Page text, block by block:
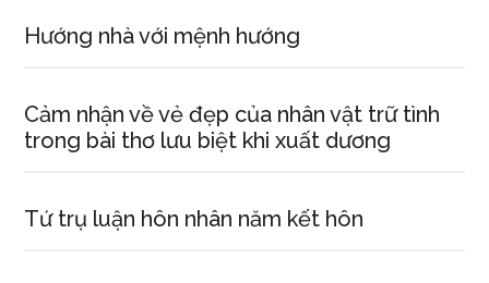
Hướng nhà với mệnh hướng
Cảm nhận về vẻ đẹp của nhân vật trữ tình
trong bài thơ lưu biệt khi xuất dương
Tứ trụ luận hôn nhân năm kết hôn